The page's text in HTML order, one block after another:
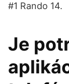
#1 Rando 14.
Je